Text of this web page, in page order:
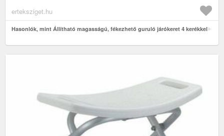
erteksziget.hu
Hasonlók, mint Állítható magasságú, fékezhető guruló járókeret 4 kerékkel